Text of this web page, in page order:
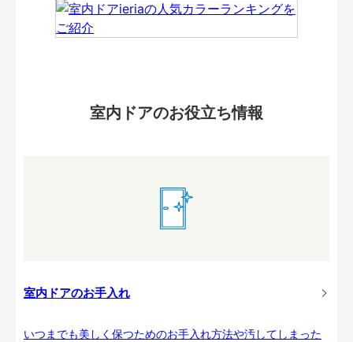
室内ドアのお役立ち情報
室内ドアのお手入れ
いつまでも美しく保つためのお手入れ方法や汚してしまった